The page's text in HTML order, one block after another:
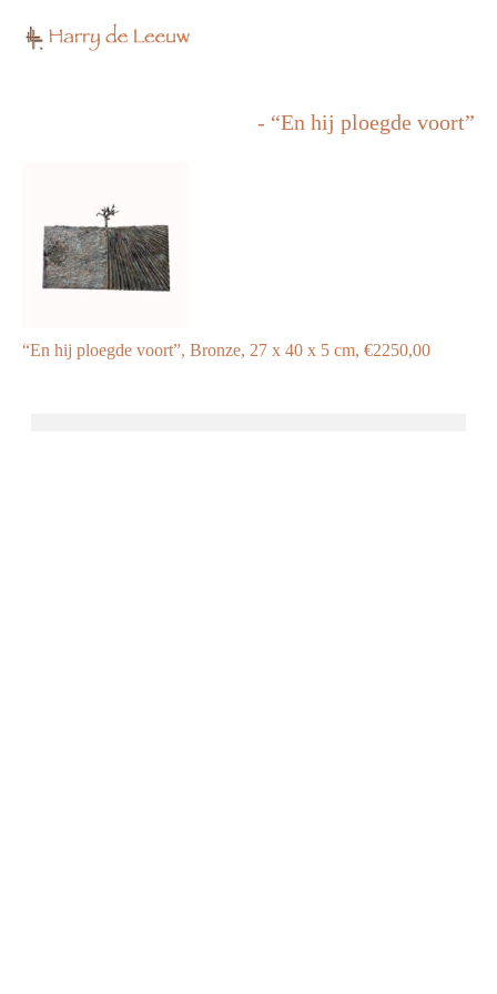
- “En hij ploegde voort”
“En hij ploegde voort”, Bronze, 27 x 40 x 5 cm, €2250,00